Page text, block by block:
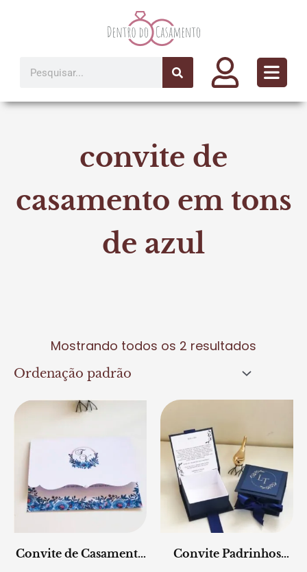
convite de
casamento em tons
de azul
Mostrando todos os 2 resultados
Convite de Casamento
Convite Padrinhos